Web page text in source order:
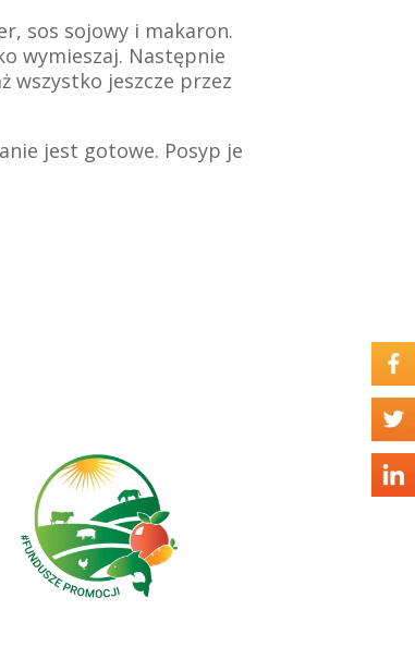
sos sojowy i makaron.
wymieszaj. Następnie
wszystko jeszcze przez
jest gotowe. Posyp je